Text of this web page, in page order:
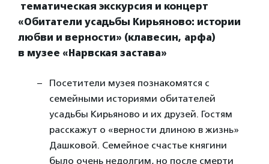
тематическая экскурсия и концерт
«Обитатели усадьбы Кирьяново: истории
любви и верности» (клавесин, арфа)
в музее «Нарвская застава»
Посетители музея познакомятся с
семейными историями обитателей
усадьбы Кирьяново и их друзей. Гостям
расскажут о «верности длиною в жизнь»
Дашковой. Семейное счастье княгини
было очень недолгим, но после смерти